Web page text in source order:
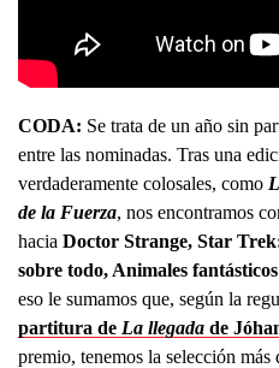
CODA: Se trata de un año sin
entre las nominadas. Tras una
verdaderamente colosales, como
de la Fuerza, nos encontramos
hacia Doctor Strange, Star
sobre todo, Animales
eso le sumamos que, según la
partitura de La llegada de
premio, tenemos la selección más